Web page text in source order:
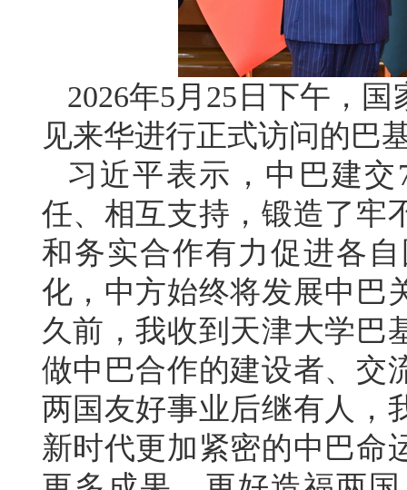
2026年5月25日下午，
见来华进行正式访问的巴
习近平表示，中巴建
任、相互支持，锻造了牢
和务实合作有力促进各
化，中方始终将发展中巴
久前，我收到天津大学巴
做中巴合作的建设者、交
两国友好事业后继有人，
新时代更加紧密的中巴命